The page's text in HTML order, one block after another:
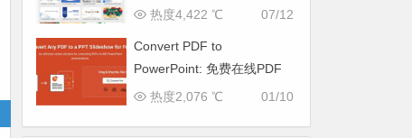
07/12
热度4,422 ℃
Convert PDF to
PowerPoint: 免费在线PDF
转换成PPT
01/10
热度2,076 ℃